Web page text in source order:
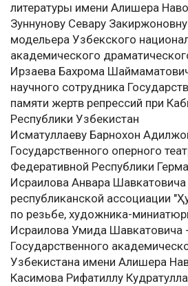
литературы имени Алишера
Зуннунову Севару
модельера Узбекского
академического
Ирзаева Бахрома
научного сотрудника
памяти жертв репрессий при
Республики Узбекистан
Исматуллаеву Барнохон
Государственного оперного
Федеративной Республики
Исраилова Анвара Шавкатовича
республиканской ассоциации
по резьбе, художника-
Исраилова Умида Шавкатовича
Государственного
Узбекистана имени Алишера
Касимова Рифатиллу